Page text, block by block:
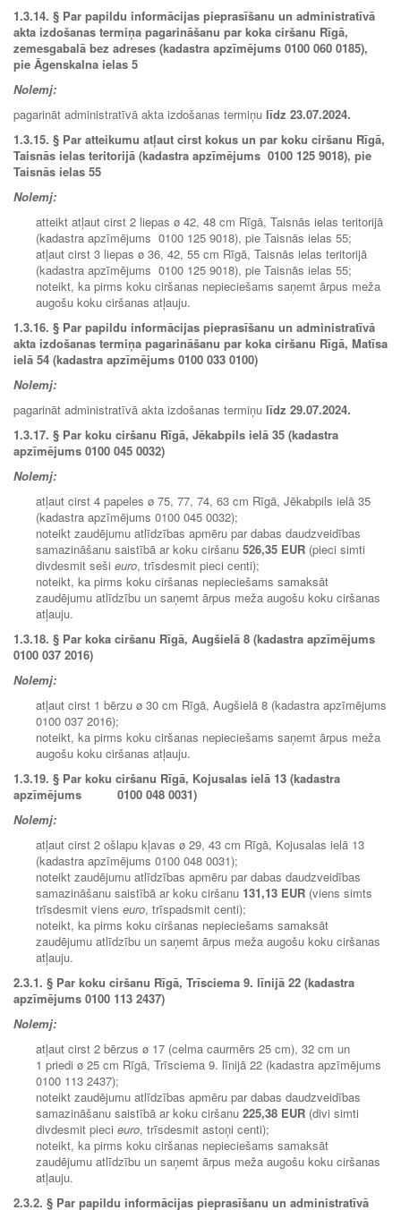
1.3.14. § Par papildu informācijas pieprasīšanu un administratīvā
akta izdošanas termiņa pagarināšanu par koka ciršanu Rīgā,
zemesgabalā bez adreses (kadastra apzīmējums 0100 060 0185),
pie Āgenskalna ielas 5
Nolemj:
pagarināt administratīvā akta izdošanas termiņu līdz 23.07.2024.
1.3.15. § Par atteikumu atļaut cirst kokus un par koku ciršanu Rīgā,
Taisnās ielas teritorijā (kadastra apzīmējums 0100 125 9018), pie
Taisnās ielas 55
Nolemj:
atteikt atļaut cirst 2 liepas ø 42, 48 cm Rīgā, Taisnās ielas teritorijā
(kadastra apzīmējums 0100 125 9018), pie Taisnās ielas 55;
atļaut cirst 3 liepas ø 36, 42, 55 cm Rīgā, Taisnās ielas teritorijā
(kadastra apzīmējums 0100 125 9018), pie Taisnās ielas 55;
noteikt, ka pirms koku ciršanas nepieciešams saņemt ārpus meža
augošu koku ciršanas atļauju.
1.3.16. § Par papildu informācijas pieprasīšanu un administratīvā
akta izdošanas termiņa pagarināšanu par koka ciršanu Rīgā, Matīsa
ielā 54 (kadastra apzīmējums 0100 033 0100)
Nolemj:
pagarināt administratīvā akta izdošanas termiņu līdz 29.07.2024.
1.3.17. § Par koku ciršanu Rīgā, Jēkabpils ielā 35 (kadastra
apzīmējums 0100 045 0032)
Nolemj:
atļaut cirst 4 papeles ø 75, 77, 74, 63 cm Rīgā, Jēkabpils ielā 35
(kadastra apzīmējums 0100 045 0032);
noteikt zaudējumu atlīdzības apmēru par dabas daudzveidības
samazināšanu saistībā ar koku ciršanu 526,35 EUR (pieci simti
divdesmit seši euro, trīsdesmit pieci centi);
noteikt, ka pirms koku ciršanas nepieciešams samaksāt
zaudējumu atlīdzību un saņemt ārpus meža augošu koku ciršanas
atļauju.
1.3.18. § Par koka ciršanu Rīgā, Augšielā 8 (kadastra apzīmējums
0100 037 2016)
Nolemj:
atļaut cirst 1 bērzu ø 30 cm Rīgā, Augšielā 8 (kadastra apzīmējums
0100 037 2016);
noteikt, ka pirms koku ciršanas nepieciešams saņemt ārpus meža
augošu koku ciršanas atļauju.
1.3.19. § Par koku ciršanu Rīgā, Kojusalas ielā 13 (kadastra
apzīmējums 0100 048 0031)
Nolemj:
atļaut cirst 2 ošlapu kļavas ø 29, 43 cm Rīgā, Kojusalas ielā 13
(kadastra apzīmējums 0100 048 0031);
noteikt zaudējumu atlīdzības apmēru par dabas daudzveidības
samazināšanu saistībā ar koku ciršanu 131,13 EUR (viens simts
trīsdesmit viens euro, trīspadsmit centi);
noteikt, ka pirms koku ciršanas nepieciešams samaksāt
zaudējumu atlīdzību un saņemt ārpus meža augošu koku ciršanas
atļauju.
2.3.1. § Par koku ciršanu Rīgā, Trīsciema 9. līnijā 22 (kadastra
apzīmējums 0100 113 2437)
Nolemj:
atļaut cirst 2 bērzus ø 17 (celma caurmērs 25 cm), 32 cm un
1 priedi ø 25 cm Rīgā, Trīsciema 9. līnijā 22 (kadastra apzīmējums
0100 113 2437);
noteikt zaudējumu atlīdzības apmēru par dabas daudzveidības
samazināšanu saistībā ar koku ciršanu 225,38 EUR (divi simti
divdesmit pieci euro, trīsdesmit astoņi centi);
noteikt, ka pirms koku ciršanas nepieciešams samaksāt
zaudējumu atlīdzību un saņemt ārpus meža augošu koku ciršanas
atļauju.
2.3.2. § Par papildu informācijas pieprasīšanu un administratīvā